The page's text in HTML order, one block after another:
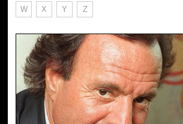
W X Y Z